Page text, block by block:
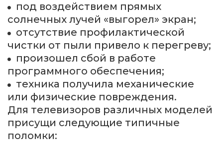
под воздействием прямых
солнечных лучей «выгорел» экран;
отсутствие профилактической
чистки от пыли привело к перегреву;
произошел сбой в работе
программного обеспечения;
техника получила механические
или физические повреждения.
Для телевизоров различных моделей
присущи следующие типичные
поломки: